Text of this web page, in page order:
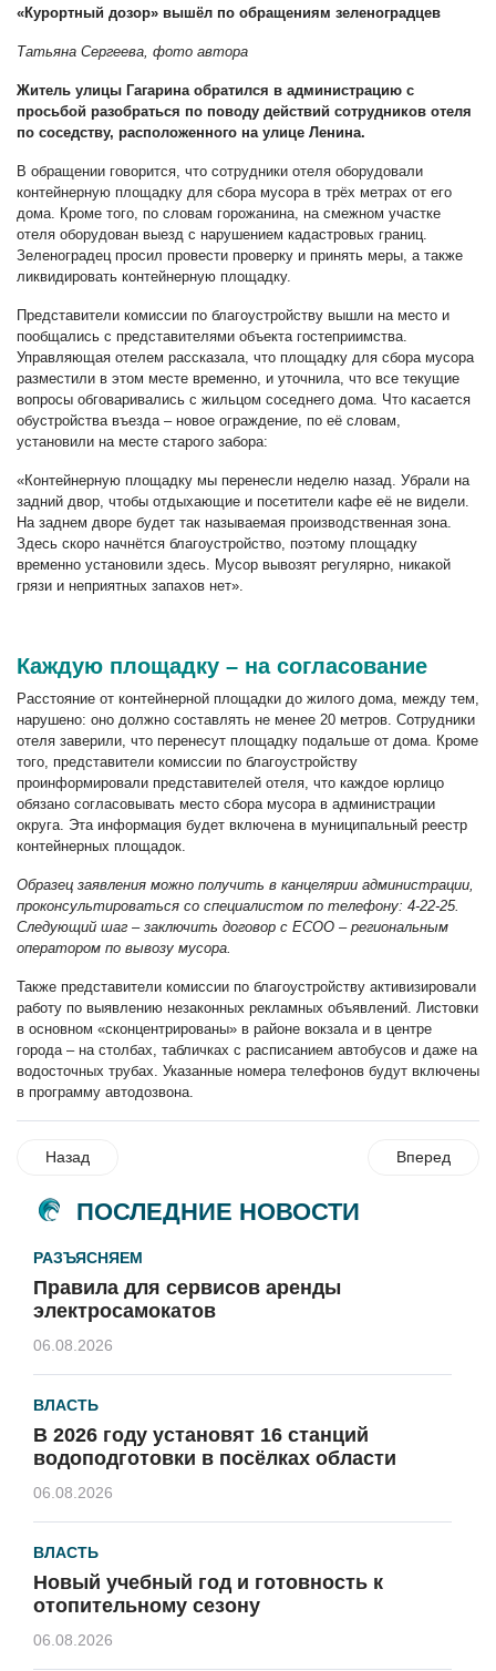
«Курортный дозор» вышёл по обращениям зеленоградцев
Татьяна Сергеева, фото автора
Житель улицы Гагарина обратился в администрацию с
просьбой разобраться по поводу действий сотрудников отеля
по соседству, расположенного на улице Ленина.
В обращении говорится, что сотрудники отеля оборудовали
контейнерную площадку для сбора мусора в трёх метрах от его
дома. Кроме того, по словам горожанина, на смежном участке
отеля оборудован выезд с нарушением кадастровых границ.
Зеленоградец просил провести проверку и принять меры, а также
ликвидировать контейнерную площадку.
Представители комиссии по благоустройству вышли на место и
пообщались с представителями объекта гостеприимства.
Управляющая отелем рассказала, что площадку для сбора мусора
разместили в этом месте временно, и уточнила, что все текущие
вопросы обговаривались с жильцом соседнего дома. Что касается
обустройства въезда – новое ограждение, по её словам,
установили на месте старого забора:
«Контейнерную площадку мы перенесли неделю назад. Убрали на
задний двор, чтобы отдыхающие и посетители кафе её не видели.
На заднем дворе будет так называемая производственная зона.
Здесь скоро начнётся благоустройство, поэтому площадку
временно установили здесь. Мусор вывозят регулярно, никакой
грязи и неприятных запахов нет».
Каждую площадку – на согласование
Расстояние от контейнерной площадки до жилого дома, между тем,
нарушено: оно должно составлять не менее 20 метров. Сотрудники
отеля заверили, что перенесут площадку подальше от дома. Кроме
того, представители комиссии по благоустройству
проинформировали представителей отеля, что каждое юрлицо
обязано согласовывать место сбора мусора в администрации
округа. Эта информация будет включена в муниципальный реестр
контейнерных площадок.
Образец заявления можно получить в канцелярии администрации,
проконсультироваться со специалистом по телефону: 4-22-25.
Следующий шаг – заключить договор с ЕСОО – региональным
оператором по вывозу мусора.
Также представители комиссии по благоустройству активизировали
работу по выявлению незаконных рекламных объявлений. Листовки
в основном «сконцентрированы» в районе вокзала и в центре
города – на столбах, табличках с расписанием автобусов и даже на
водосточных трубах. Указанные номера телефонов будут включены
в программу автодозвона.
Назад Вперед
ПОСЛЕДНИЕ НОВОСТИ
РАЗЪЯСНЯЕМ
Правила для сервисов аренды
электросамокатов
06.08.2026
ВЛАСТЬ
В 2026 году установят 16 станций
водоподготовки в посёлках области
06.08.2026
ВЛАСТЬ
Новый учебный год и готовность к
отопительному сезону
06.08.2026